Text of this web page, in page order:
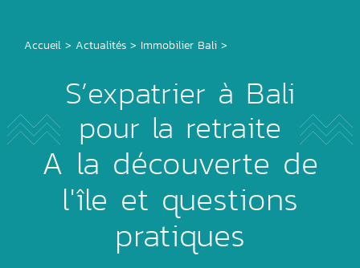
Accueil > Actualités > Immobilier Bali >
S’expatrier à Bali
pour la retraite
A la découverte de
l'île et questions
pratiques